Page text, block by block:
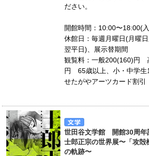
ださい。
開館時間：10:00〜18:00(
休館日：毎週月曜日(月曜
翌平日)、展示替期間
観覧料：一般200(160)円
円 65歳以上、小・中学
せたがやアーツカード割引
世田谷文学館 開館30周年
士郎正宗の世界展〜「攻殻
の軌跡〜